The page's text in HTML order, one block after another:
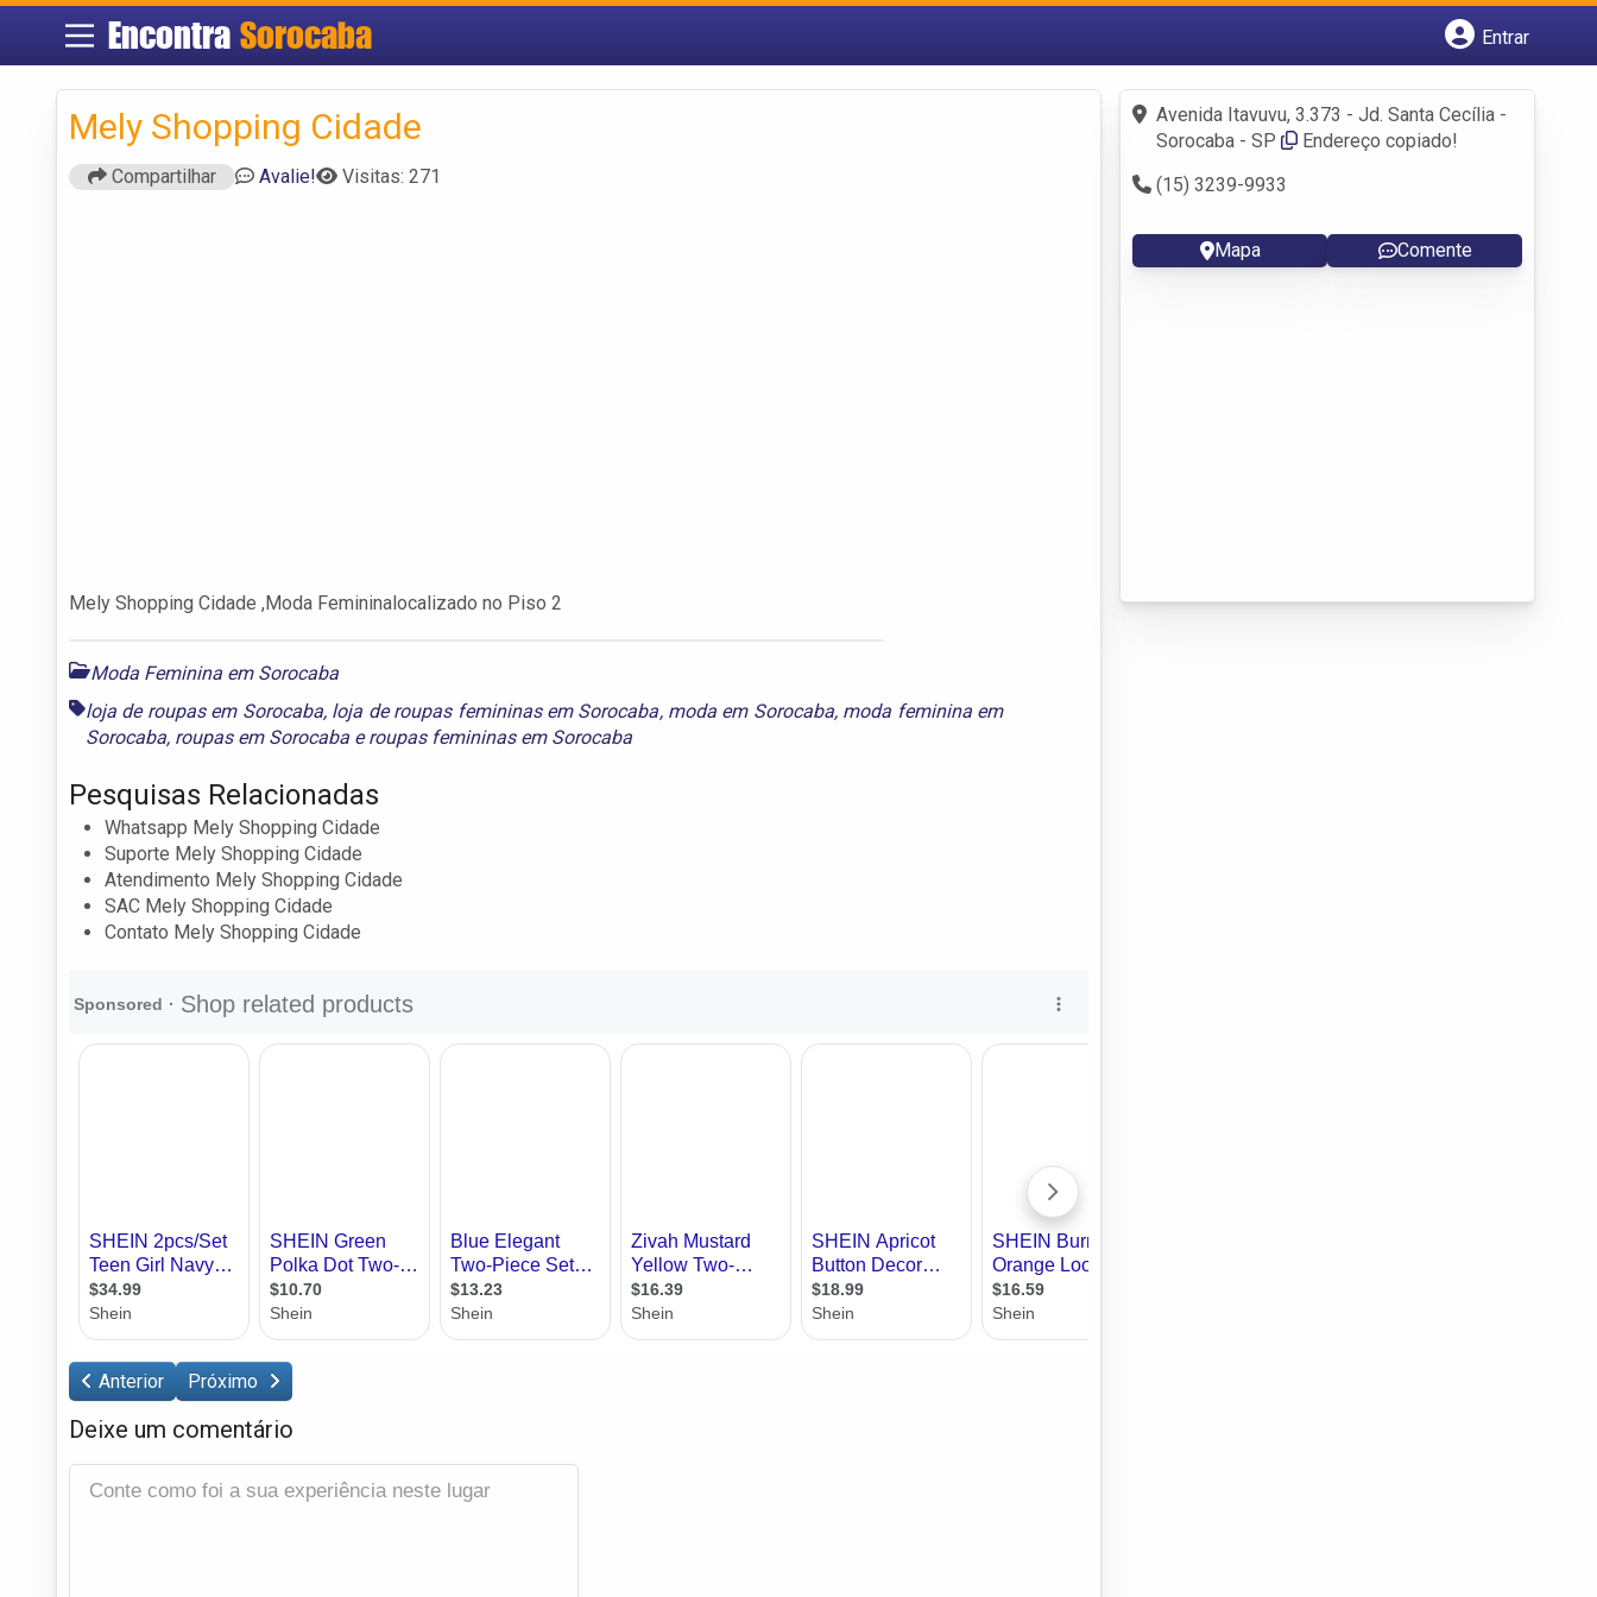
Encontra Sorocaba
Entrar
Fazer login
Criar conta
Mely Shopping Cidade
Compartilhar Avalie! Visitas: 271
Mely Shopping Cidade ,Moda Femininalocalizado no Piso 2
Moda Feminina em Sorocaba
loja de roupas em Sorocaba, loja de roupas femininas em Sorocaba, moda em Sorocaba, moda feminina em
Sorocaba, roupas em Sorocaba eroupas femininas em Sorocaba
Pesquisas Relacionadas
Whatsapp Mely Shopping Cidade
Suporte Mely Shopping Cidade
Atendimento Mely Shopping Cidade
SAC Mely Shopping Cidade
Contato Mely Shopping Cidade
Anterior Próximo
Deixe um comentário
Avenida Itavuvu, 3.373 - Jd. Santa Cecília -
Sorocaba - SP
Endereço copiado!
(15) 3239-9933
Mapa Comente